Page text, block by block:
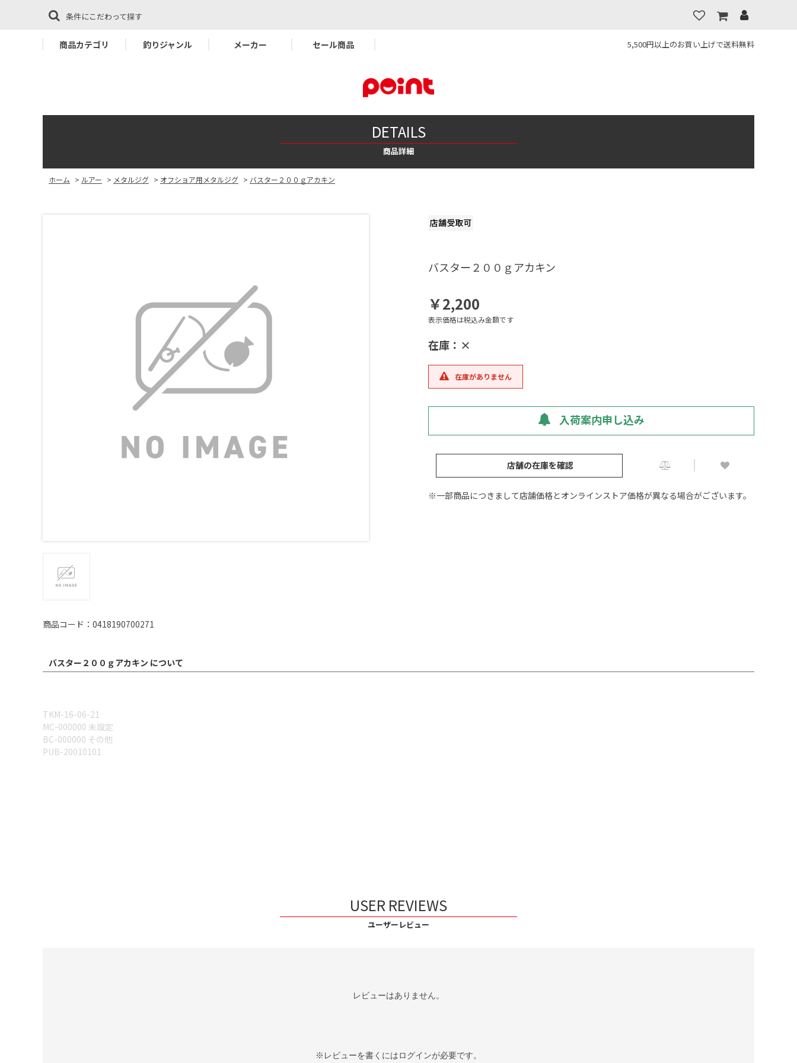
条件にこだわって探す
商品カテゴリ 釣りジャンル メーカー セール商品 5,500円以上のお買い上げで送料無料
DETAILS
商品詳細
ホーム > ルアー > メタルジグ > オフショア用メタルジグ > バスター２００ｇアカキン
商品コード：0418190700271
バスター２００ｇアカキン
￥2,200
表示価格は税込み金額です
在庫：×
在庫がありません
入荷案内申し込み
店舗の在庫を確認
※一部商品につきまして店舗価格とオンラインストア価格が異なる場合がございます。
バスター２００ｇアカキン について
TKM-16-06-21
MC-000000 未設定
BC-000000 その他
PUB-20010101
USER REVIEWS
ユーザーレビュー
レビューはありません。
※レビューを書くにはログインが必要です。